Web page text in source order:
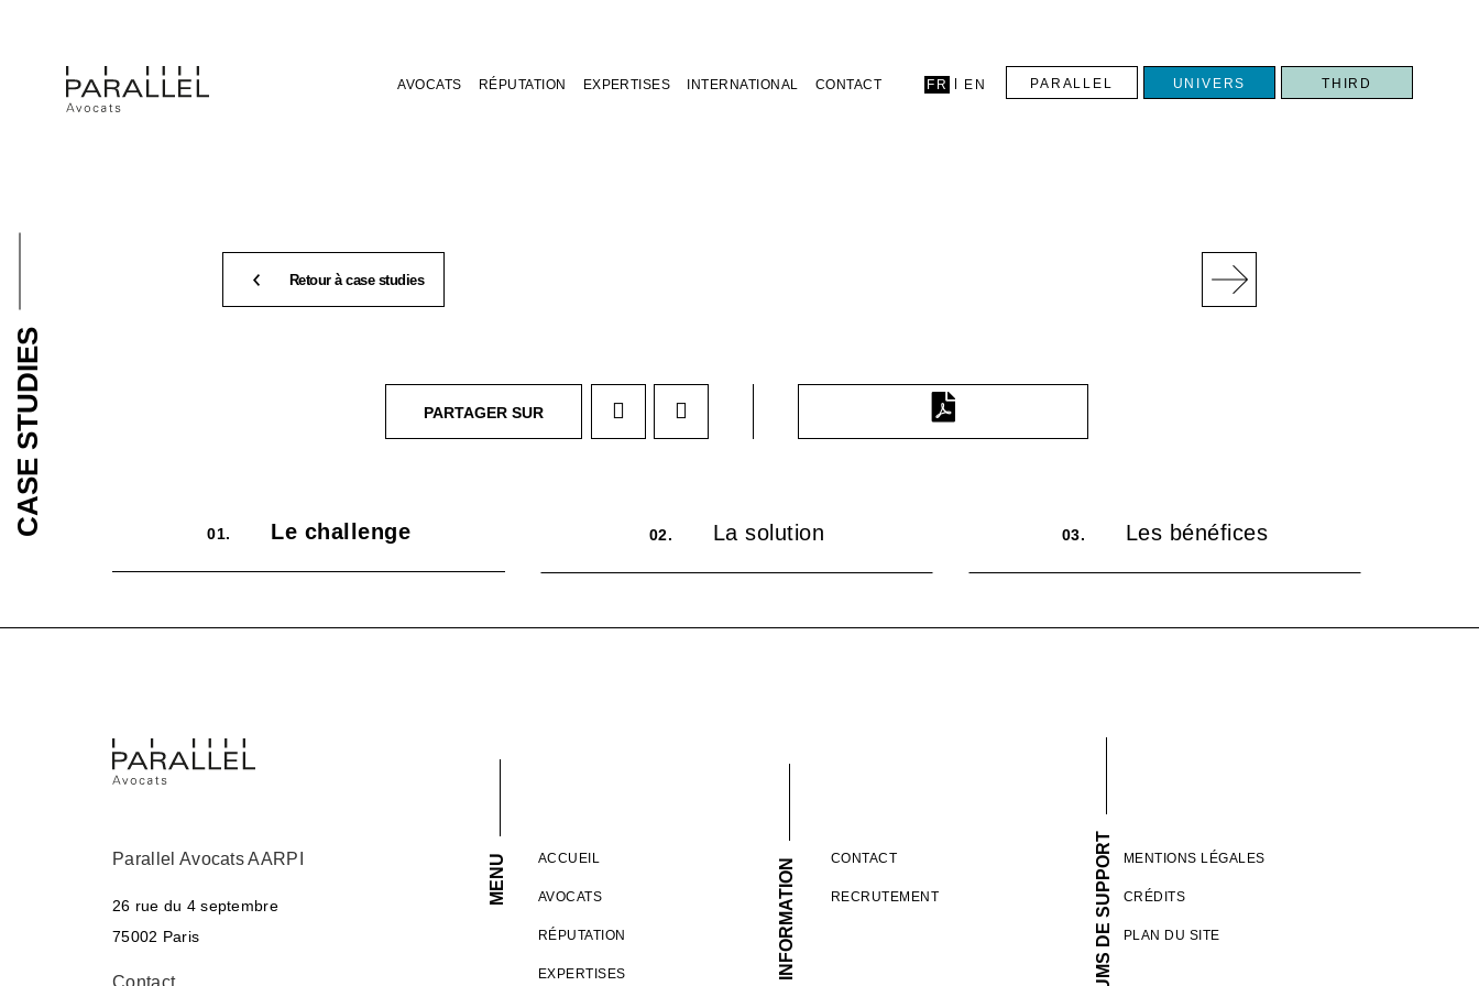
AVOCATS RÉPUTATION EXPERTISES INTERNATIONAL CONTACT FR EN PARALLEL UNIVERS THIRD
CASE STUDIES
Retour à case studies
PARTAGER SUR
01. Le challenge 02. La solution 03. Les bénéfices
Parallel Avocats AARPI
26 rue du 4 septembre
75002 Paris
Contact
MENU ACCUEIL
AVOCATS
RÉPUTATION
EXPERTISES INFORMATION CONTACT
RECRUTEMENT FORUMS DE SUPPORT MENTIONS LÉGALES
CRÉDITS
PLAN DU SITE